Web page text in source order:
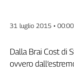
Fp
Slc
Spi
31 luglio 2015 • 00:00
Dalla Brai Cost di
ovvero